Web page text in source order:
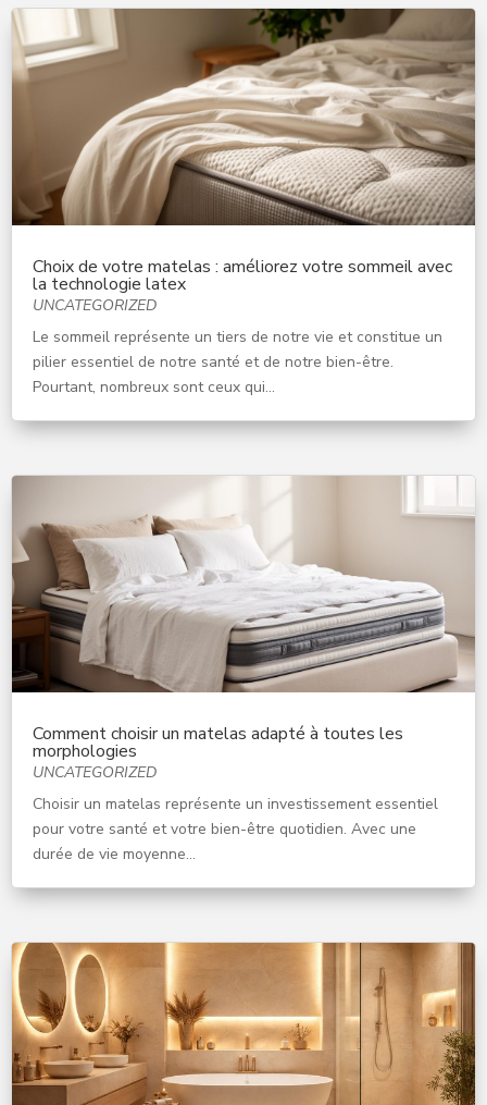
Choix de votre matelas : améliorez votre sommeil avec
la technologie latex
UNCATEGORIZED
Le sommeil représente un tiers de notre vie et constitue un
pilier essentiel de notre santé et de notre bien-être.
Pourtant, nombreux sont ceux qui...
Comment choisir un matelas adapté à toutes les
morphologies
UNCATEGORIZED
Choisir un matelas représente un investissement essentiel
pour votre santé et votre bien-être quotidien. Avec une
durée de vie moyenne...